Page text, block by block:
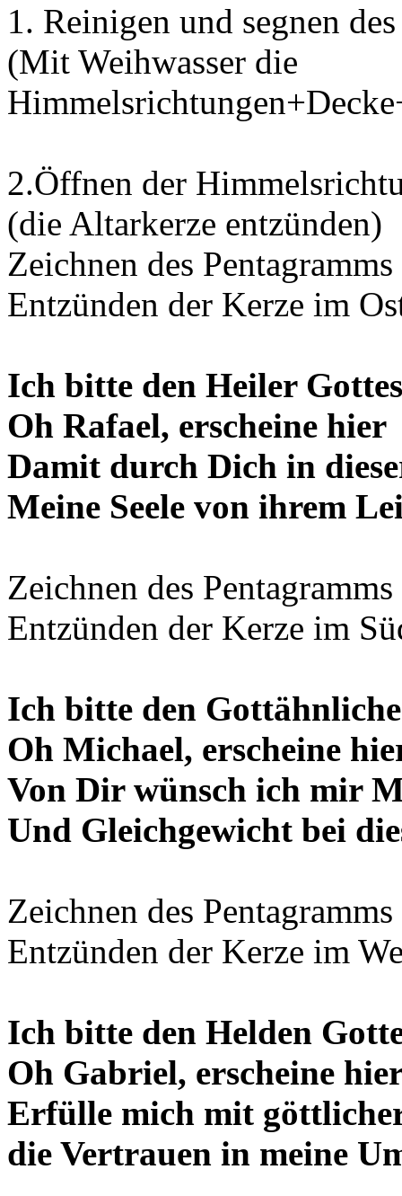
1. Reinigen und segnen
(Mit Weihwasser die
2.Öffnen der
(die Altarkerze entzünden)
Zeichnen des
Entzünden der Kerze im
Ich bitte den Heiler
Oh Rafael, erscheine hier
Damit durch Dich in
Meine Seele von ihrem
Zeichnen des
Entzünden der Kerze im
Ich bitte den
Oh Michael, erscheine
Von Dir wünsch ich mir
Und Gleichgewicht bei
Zeichnen des
Entzünden der Kerze im
Ich bitte den Helden
Oh Gabriel, erscheine
Erfülle mich mit
die Vertrauen in meine